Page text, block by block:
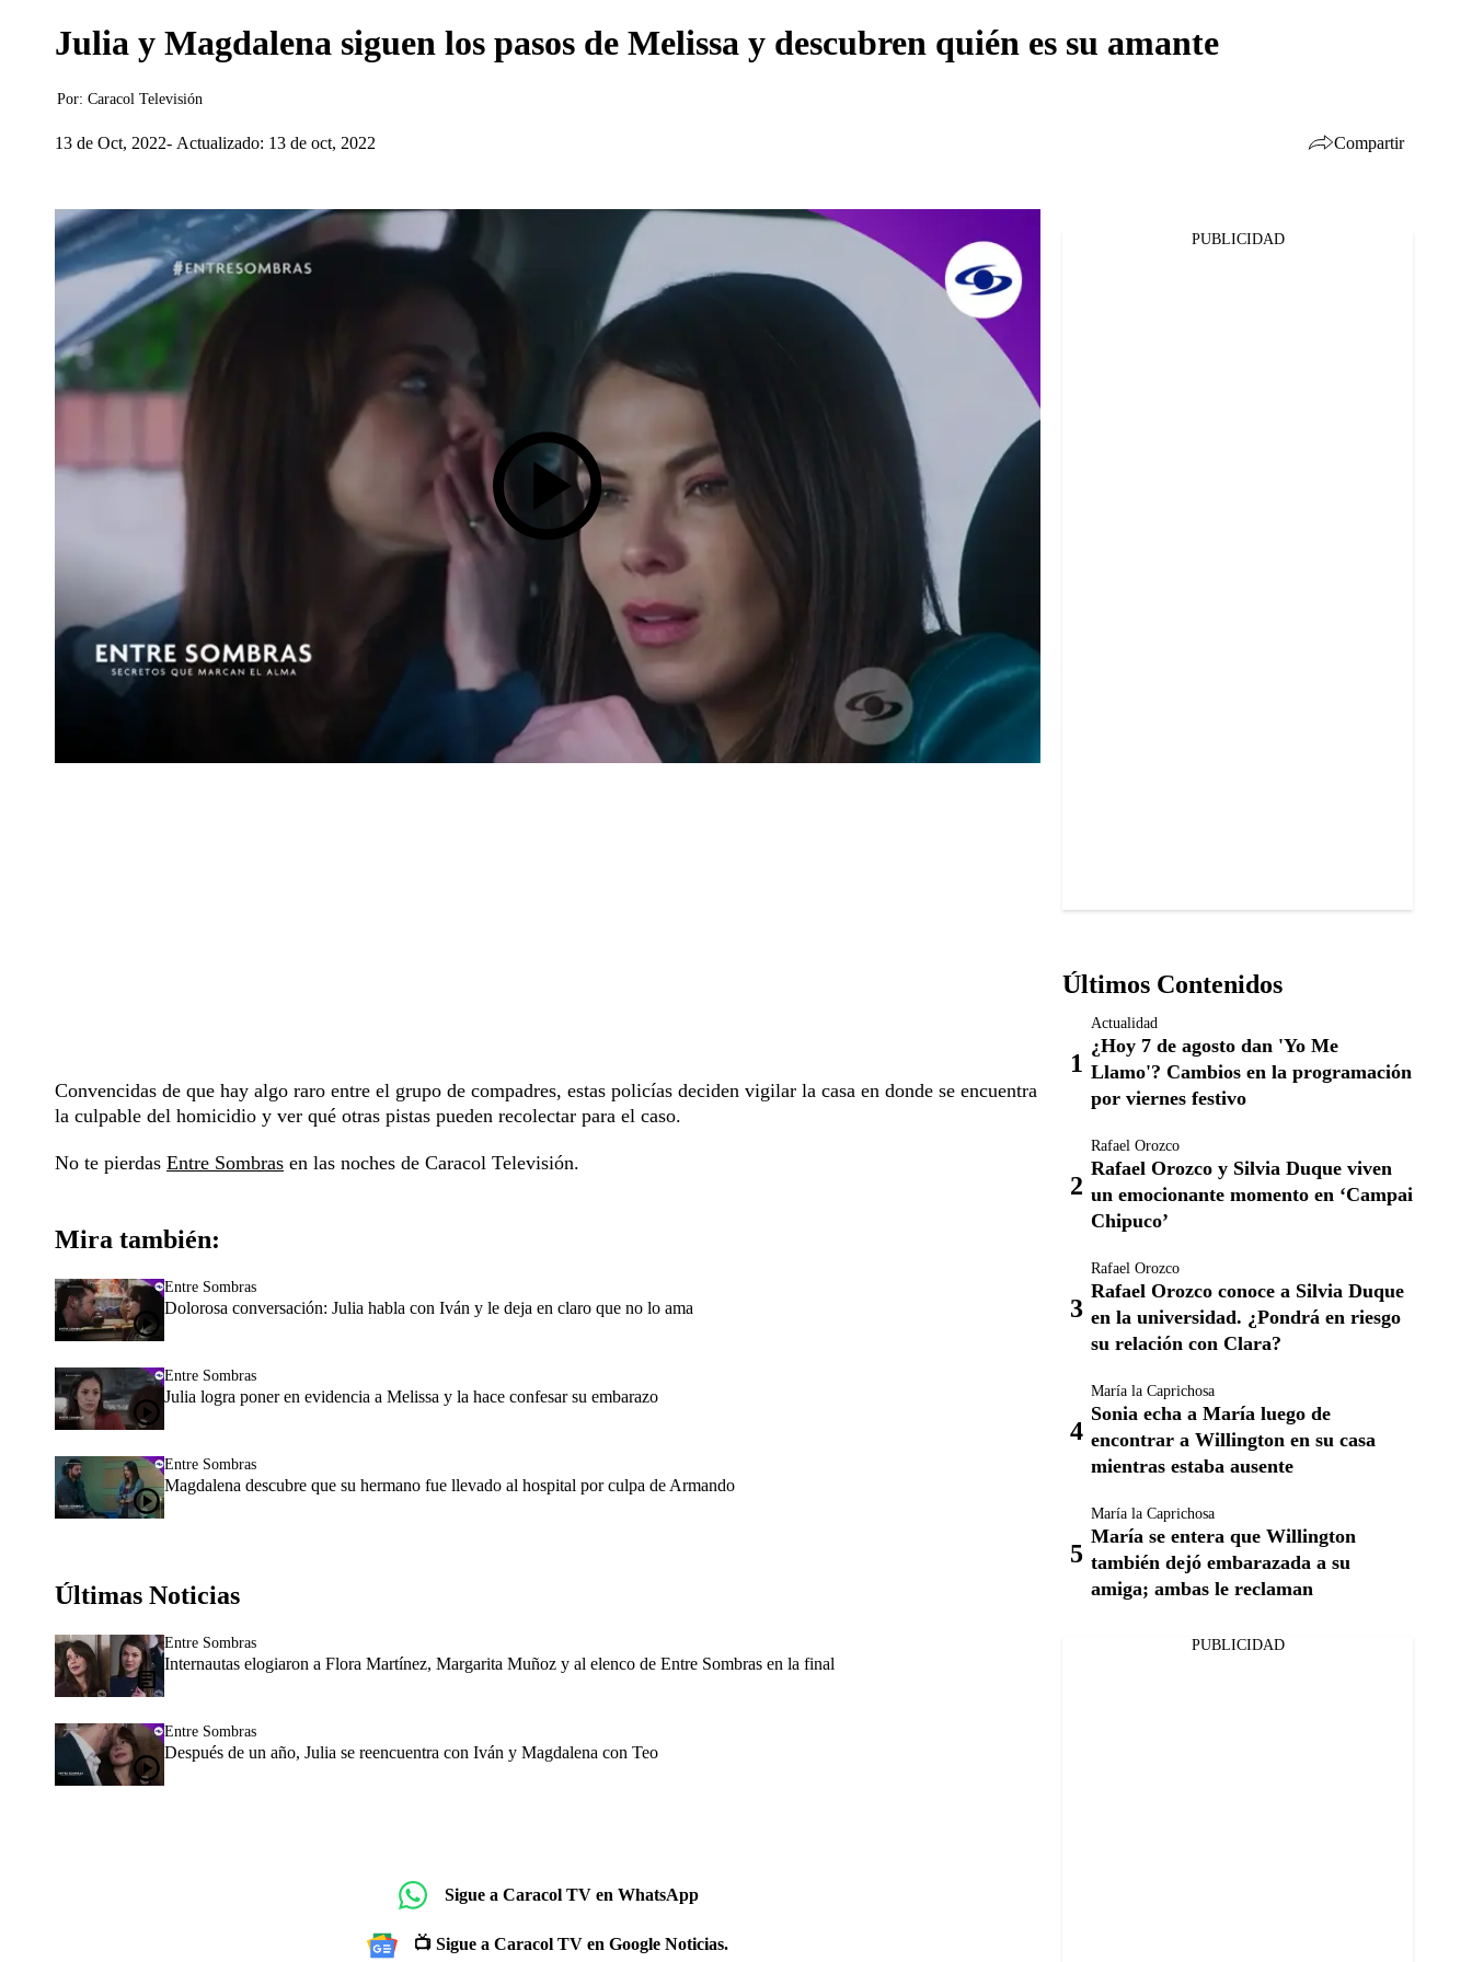
Julia y Magdalena siguen los pasos de Melissa y descubren quién es su amante
Por: Caracol Televisión
13 de Oct, 2022 Actualizado: 13 de oct, 2022 Compartir
Convencidas de que hay algo raro entre el grupo de compadres, estas policías deciden vigilar la casa en donde se encuentra
la culpable del homicidio y ver qué otras pistas pueden recolectar para el caso.
No te pierdas Entre Sombras en las noches de Caracol Televisión.
Mira también:
Entre Sombras
Dolorosa conversación: Julia habla con Iván y le deja en claro que no lo ama
Entre Sombras
Julia logra poner en evidencia a Melissa y la hace confesar su embarazo
Entre Sombras
Magdalena descubre que su hermano fue llevado al hospital por culpa de Armando
Últimas Noticias
Entre Sombras
Internautas elogiaron a Flora Martínez, Margarita Muñoz y al elenco de Entre Sombras en la final
Entre Sombras
Después de un año, Julia se reencuentra con Iván y Magdalena con Teo
Sigue a Caracol TV en WhatsApp
📺 Sigue a Caracol TV en Google Noticias.
PUBLICIDAD
Últimos Contenidos
Actualidad
¿Hoy 7 de agosto dan 'Yo Me
Llamo'? Cambios en la programación
por viernes festivo
Rafael Orozco
Rafael Orozco y Silvia Duque viven
un emocionante momento en ‘Campai
Chipuco’
Rafael Orozco
Rafael Orozco conoce a Silvia Duque
en la universidad. ¿Pondrá en riesgo
su relación con Clara?
María la Caprichosa
Sonia echa a María luego de
encontrar a Willington en su casa
mientras estaba ausente
María la Caprichosa
María se entera que Willington
también dejó embarazada a su
amiga; ambas le reclaman
PUBLICIDAD